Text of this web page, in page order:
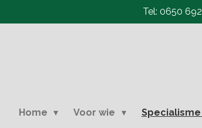
Tel: 0650
Home Voor wie Specialisme